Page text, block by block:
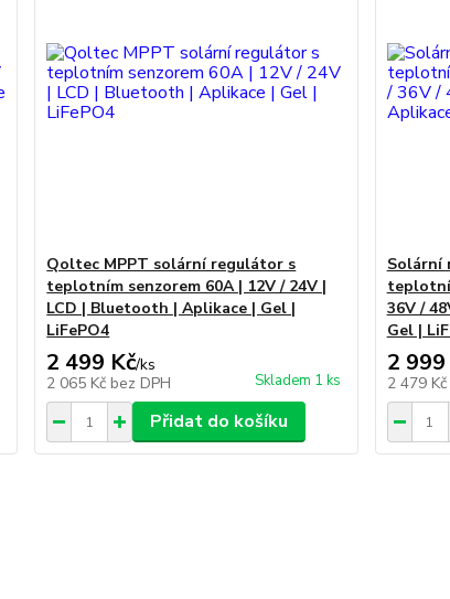
Qoltec MPPT solární regulátor s
teplotním senzorem 60A | 12V / 24V |
LCD | Bluetooth | Aplikace | Gel |
LiFePO4
2 499 Kč/ks
2 065 Kč bez DPH Skladem 1 ks
Přidat do košíku
Solární
36V /
Gel |
2 999
2 479 Kč